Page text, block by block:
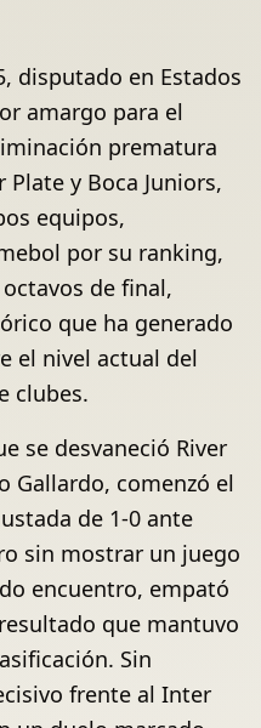
disputado en Estados
amargo para el
prematura
y Boca Juniors,
equipos,
por su ranking,
de final,
que ha generado
el nivel actual del
clubes.
se desvaneció River
Gallardo, comenzó el
de 1-0 ante
sin mostrar un juego
encuentro, empató
que mantuvo
Sin
frente al Inter